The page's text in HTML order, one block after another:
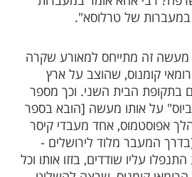
התחברו לכל
תענית. ובתלמוד
אחא אומר במעברות
של טרלוסא".